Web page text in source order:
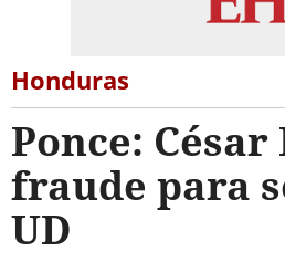
Honduras
Ponce:
fraude para
UD